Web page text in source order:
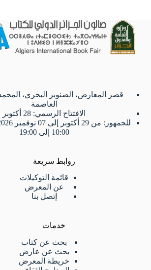
قصر المعارض، الصنوبر البحري،
العاصمة
الافتتاح الرسمي: 28 أكتوبر
10:00 إلى 19:00
روابط سريعة
قائمة التوكيلات
عن المعرض
إتصل بنا
خدمات
بحث عن كتاب
بحث عن عارض
خريطة المعرض